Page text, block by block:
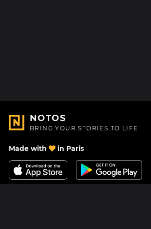
NOTOS
BRING YOUR STORIES TO LIFE
Made with in Paris